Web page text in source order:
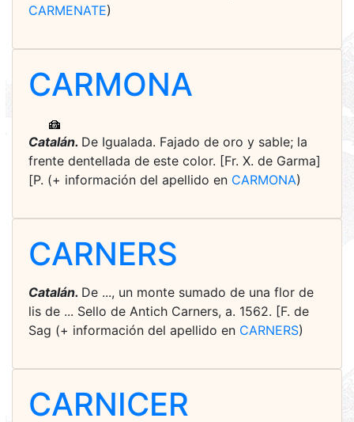
CARMENATE)
CARMONA
Catalán. De Igualada. Fajado de oro y sable; la
frente dentellada de este color. [Fr. X. de Garma]
[P. (+ información del apellido en CARMONA)
CARNERS
Catalán. De ..., un monte sumado de una flor de
lis de ... Sello de Antich Carners, a. 1562. [F. de
Sag (+ información del apellido en CARNERS)
CARNICER